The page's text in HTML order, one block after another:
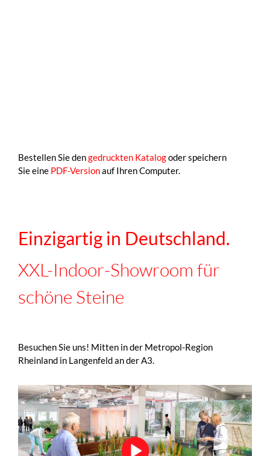
Bestellen Sie dengedruckten Katalogoder speichern
Sie eine PDF-Versionauf Ihren Computer.
Einzigartig in Deutschland.
XXL-Indoor-Showroom für
schöne Steine
Besuchen Sie uns! Mitten in der Metropol-Region
Rheinland in Langenfeld an der A3.